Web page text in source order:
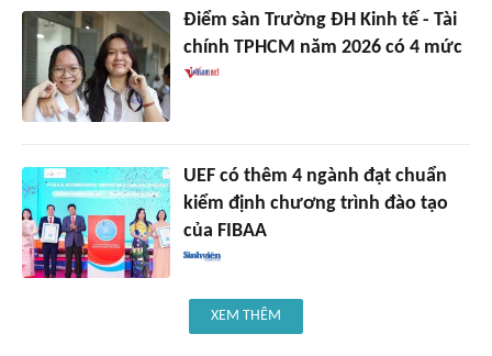
Điểm sàn Trường ĐH Kinh tế - Tài
chính TPHCM năm 2026 có 4 mức
UEF có thêm 4 ngành đạt chuẩn
kiểm định chương trình đào tạo
của FIBAA
XEM THÊM